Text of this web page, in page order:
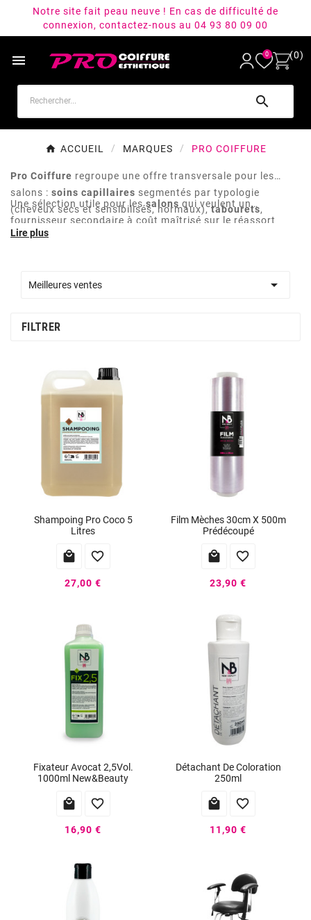
Notre site fait peau neuve ! En cas de difficulté de
connexion, contactez-nous au 04 93 80 09 00
 0 (0)

ACCUEIL MARQUES PRO COIFFURE
Pro Coiffure regroupe une offre transversale pour les
salons : soins capillaires segmentés par typologie
(cheveux secs et sensibilisés, normaux),tabourets,
optimiseurs et pré-traitements pour les services
Une sélection utile pour lessalons qui veulent un
fournisseur secondaire à coût maîtrisé sur le réassort
courant (consommable soin, assise technique).
Meilleures ventes 
FILTRER
Shampoing Pro Coco 5
Litres
 
27,00 €
Film Mèches 30cm X 500m
Prédécoupé
 
23,90 €
Fixateur Avocat 2,5Vol.
1000ml New&Beauty
 
16,90 €
Détachant De Coloration
250ml
 
11,90 €